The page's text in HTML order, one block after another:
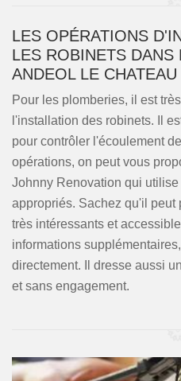
LES OPÉRATIONS
LES ROBINETS DANS
ANDEOL LE
Pour les plomberies, il est
l'installation des robinets. Il
pour contrôler l'écoulement
opérations, on peut vous
Johnny Renovation qui
appropriés. Sachez qu'il peut
très intéressants et
informations
directement. Il dresse aussi
et sans engagement.